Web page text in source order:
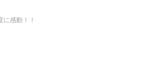
感動！！